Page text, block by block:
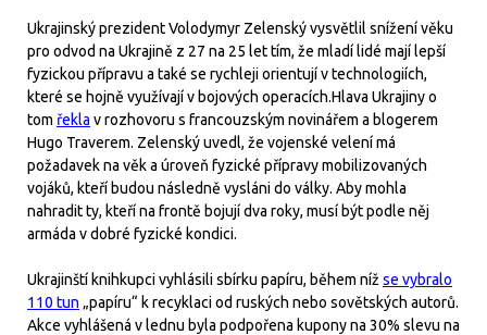
Ukrajinský prezident Volodymyr Zelenský vysvětlil snížení věku
pro odvod na Ukrajině z 27 na 25 let tím, že mladí lidé mají lepší
fyzickou přípravu a také se rychleji orientují v technologiích,
které se hojně využívají v bojových operacích.Hlava Ukrajiny o
tom řekla v rozhovoru s francouzským novinářem a blogerem
Hugo Traverem. Zelenský uvedl, že vojenské velení má
požadavek na věk a úroveň fyzické přípravy mobilizovaných
vojáků, kteří budou následně vysláni do války. Aby mohla
nahradit ty, kteří na frontě bojují dva roky, musí být podle něj
armáda v dobré fyzické kondici.
Ukrajinští knihkupci vyhlásili sbírku papíru, během níž se vybralo
110 tun „papíru“ k recyklaci od ruských nebo sovětských autorů.
Akce vyhlášená v lednu byla podpořena kupony na 30% slevu na